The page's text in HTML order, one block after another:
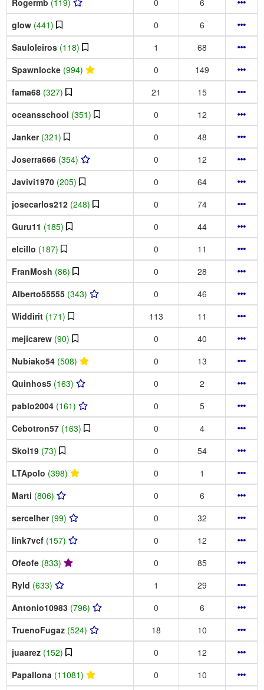
glow (441) 0
6
Sauloleiros (118) 1
68
Spawnlocke (994) 0
149
fama68 (327) 21
15
oceansschool (351) 0
12
Janker (321) 0
48
Joserra666 (354) 0
12
Javivi1970 (205) 0
64
josecarlos212 (248) 0
74
Guru11 (185) 0
44
elcillo (187) 0
11
FranMosh (86) 0
28
Alberto55555 (343) 0
46
Widdirit (171) 113
11
mejicarew (90) 0
40
Nubiako54 (508) 0
13
Quinhos5 (163) 0
2
pablo2004 (161) 0
5
Cebotron57 (163) 0
4
Skol19 (73) 0
54
LTApolo (398) 0
1
Marti (806) 0
6
sercelher (99) 0
32
link7vcf (157) 0
12
Ofeofe (833) 0
85
Ryld (633) 1
29
Antonio10983 (796) 0
6
TruenoFugaz (524) 18
10
juaarez (152) 0
12
Papallona (11081) 0
10